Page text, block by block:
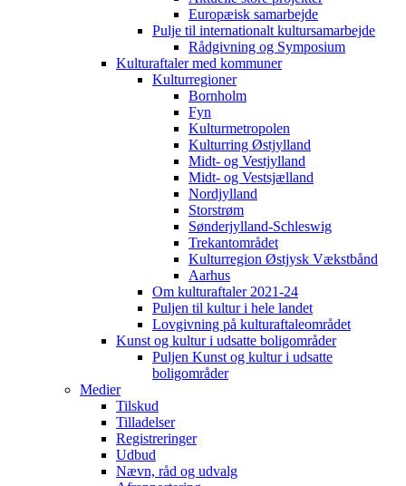
Europæisk samarbejde
Pulje til internationalt kultursamarbejde
Rådgivning og Symposium
Kulturaftaler med kommuner
Kulturregioner
Bornholm
Fyn
Kulturmetropolen
Kulturring Østjylland
Midt- og Vestjylland
Midt- og Vestsjælland
Nordjylland
Storstrøm
Sønderjylland-Schleswig
Trekantområdet
Kulturregion Østjysk Vækstbånd
Aarhus
Om kulturaftaler 2021-24
Puljen til kultur i hele landet
Lovgivning på kulturaftaleområdet
Kunst og kultur i udsatte boligområder
Puljen Kunst og kultur i udsatte
boligområder
Medier
Tilskud
Tilladelser
Registreringer
Udbud
Nævn, råd og udvalg